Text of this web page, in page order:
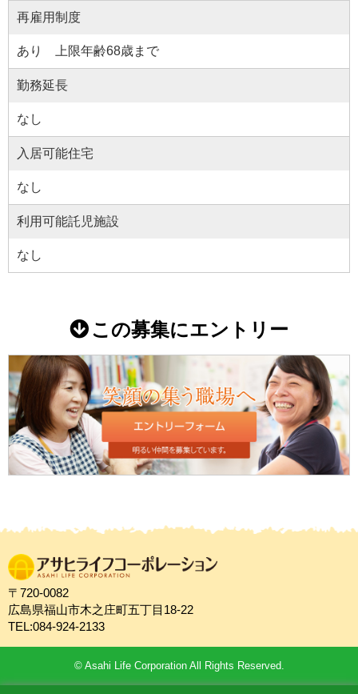
再雇用制度
あり 上限年齢68歳まで
勤務延長
なし
入居可能住宅
なし
利用可能託児施設
なし
この募集にエントリー
〒720-0082
広島県福山市木之庄町五丁目18-22
TEL:084-924-2133
© Asahi Life Corporation All Rights Reserved.